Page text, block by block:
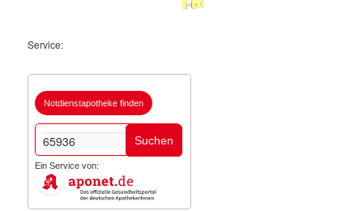
Service:
Notdienstapotheke finden
Suchen
Ein Service von: